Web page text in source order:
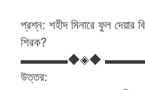
প্রশ্ন: শহীদ মিনারে ফুল দেয়ার
শিরক?
▬▬▬▬◆◈◆
উত্তর: